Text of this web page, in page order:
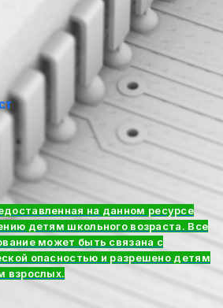
на данном ресурсе
детям школьного возраста. Все
может быть связана с
опасностью и разрешено детям
взрослых.